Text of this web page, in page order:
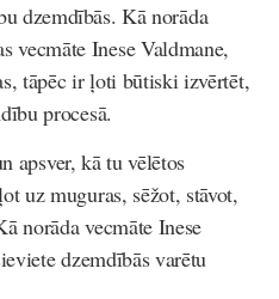
dzemdībās. Kā norāda
vecmāte Inese Valdmane,
tāpēc ir ļoti būtiski izvērtēt,
procesā.
apsver, kā tu vēlētos
uz muguras, sēžot, stāvot,
norāda vecmāte Inese
dzemdībās varētu